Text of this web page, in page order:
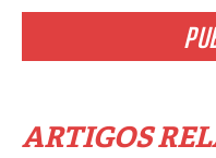
ARTIGOS